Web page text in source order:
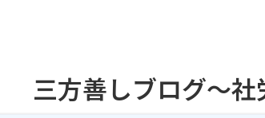
三方善しブログ〜